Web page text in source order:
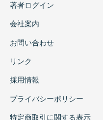
著者ログイン
会社案内
お問い合わせ
リンク
採用情報
プライバシーポリシー
特定商取引に関する表示